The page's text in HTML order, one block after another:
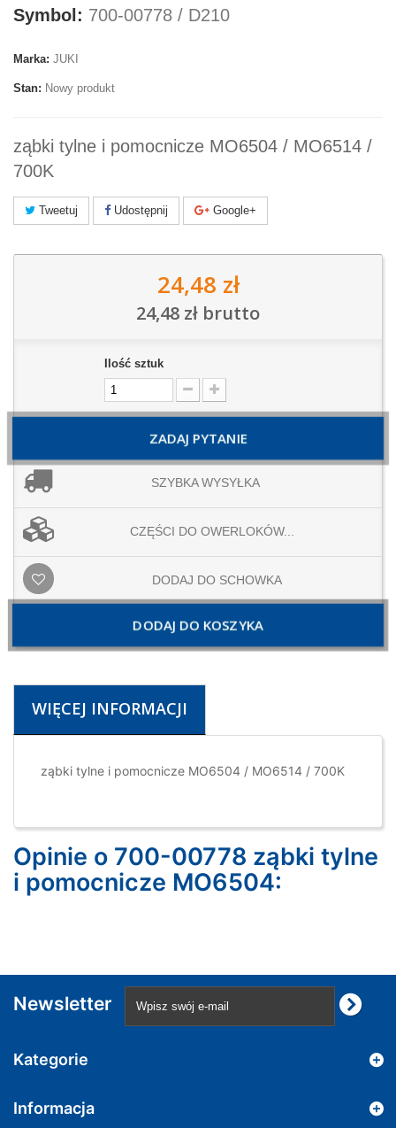
Symbol: 700-00778 / D210
Marka: JUKI
Stan: Nowy produkt
ząbki tylne i pomocnicze MO6504 / MO6514 /
700K
Tweetuj Udostępnij Google+
24,48 zł
24,48 zł brutto
Ilość sztuk
ZADAJ PYTANIE
SZYBKA WYSYŁKA
CZĘŚCI DO OWERLOKÓW...
DODAJ DO SCHOWKA
DODAJ DO KOSZYKA
WIĘCEJ INFORMACJI
ząbki tylne i pomocnicze MO6504 / MO6514 / 700K
Opinie o 700-00778 ząbki tylne
i pomocnicze MO6504:
Newsletter
Kategorie
Informacja